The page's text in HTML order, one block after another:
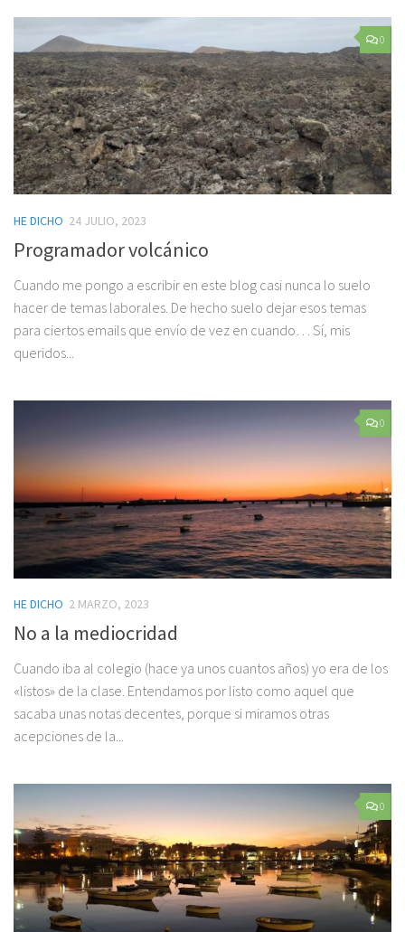
0
HE DICHO 24 JULIO, 2023
Programador volcánico
Cuando me pongo a escribir en este blog casi nunca lo suelo
hacer de temas laborales. De hecho suelo dejar esos temas
para ciertos emails que envío de vez en cuando… Sí, mis
queridos...
0
HE DICHO 2 MARZO, 2023
No a la mediocridad
Cuando iba al colegio (hace ya unos cuantos años) yo era de los
«listos» de la clase. Entendamos por listo como aquel que
sacaba unas notas decentes, porque si miramos otras
acepciones de la...
0